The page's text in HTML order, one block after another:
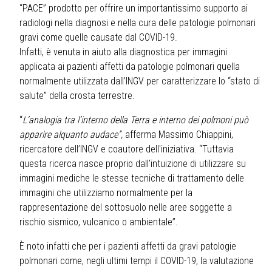
“PACE” prodotto per offrire un importantissimo supporto ai
radiologi nella diagnosi e nella cura delle patologie polmonari
gravi come quelle causate dal COVID-19.
Infatti, è venuta in aiuto alla diagnostica per immagini
applicata ai pazienti affetti da patologie polmonari quella
normalmente utilizzata dall’INGV per caratterizzare lo “stato di
salute” della crosta terrestre.
“L’analogia tra l’interno della Terra e interno dei polmoni può
apparire alquanto audace”, afferma Massimo Chiappini,
ricercatore dell’INGV e coautore dell'iniziativa. “Tuttavia
questa ricerca nasce proprio dall’intuizione di utilizzare su
immagini mediche le stesse tecniche di trattamento delle
immagini che utilizziamo normalmente per la
rappresentazione del sottosuolo nelle aree soggette a
rischio sismico, vulcanico o ambientale”.
È noto infatti che per i pazienti affetti da gravi patologie
polmonari come, negli ultimi tempi il COVID-19, la valutazione